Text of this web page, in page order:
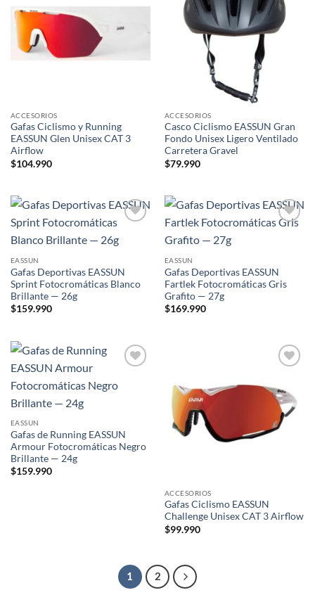
wishlist
ACCESORIOS
Gafas Ciclismo y Running
EASSUN Glen Unisex CAT 3
Airflow
$104.990
wishlist
ACCESORIOS
Casco Ciclismo EASSUN Gran
Fondo Unisex Ligero Ventilado
Carretera Gravel
$79.990
wishlist
EASSUN
Gafas Deportivas EASSUN
Sprint Fotocromáticas Blanco
Brillante — 26g
$159.990
EASSUN
Gafas Deportivas EASSUN
Fartlek Fotocromáticas Gris
Grafito — 27g
$169.990
wishlist
EASSUN
Gafas de Running EASSUN
Armour Fotocromáticas Negro
Brillante — 24g
$159.990
wishlist
ACCESORIOS
Gafas Ciclismo EASSUN
Challenge Unisex CAT 3 Airflow
$99.990
1 2